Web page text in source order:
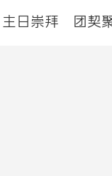
主日崇拜 团契